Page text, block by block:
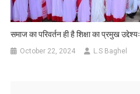
समाज का परिवर्तन ही है शिक्षा का प्रमुख
October 22, 2024 L.S Baghel